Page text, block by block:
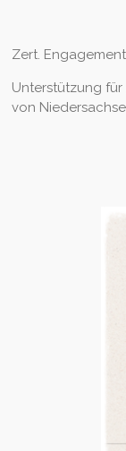
Zert.
Unterstützung
von